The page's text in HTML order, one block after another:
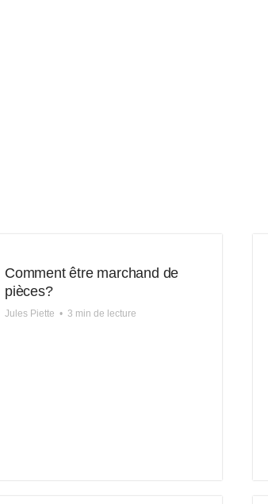
Comment être marchand de
pièces?
Jules Piette • 3 min de lecture